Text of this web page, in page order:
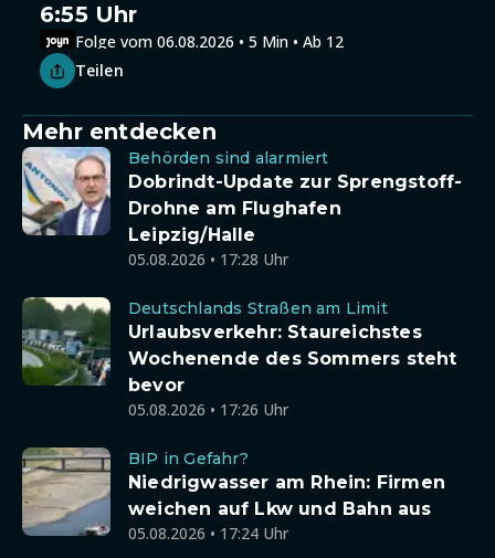
6:55 Uhr
Folge vom 06.08.2026 • 5 Min • Ab 12
Teilen
Mehr entdecken
Behörden sind alarmiert
Dobrindt-Update zur Sprengstoff-
Drohne am Flughafen
Leipzig/Halle
05.08.2026 • 17:28 Uhr
Deutschlands Straßen am Limit
Urlaubsverkehr: Staureichstes
Wochenende des Sommers steht
bevor
05.08.2026 • 17:26 Uhr
BIP in Gefahr?
Niedrigwasser am Rhein: Firmen
weichen auf Lkw und Bahn aus
05.08.2026 • 17:24 Uhr